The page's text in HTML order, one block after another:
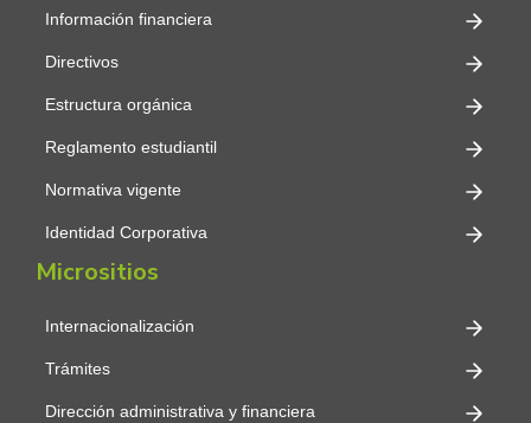
Información financiera
Directivos
Estructura orgánica
Reglamento estudiantil
Normativa vigente
Identidad Corporativa
Micrositios
Internacionalización
Trámites
Dirección administrativa y financiera